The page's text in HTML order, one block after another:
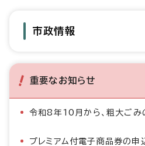
市政情報
重要なお知らせ
令和8年10月から、粗大ごみ
プレミアム付電子商品券の申